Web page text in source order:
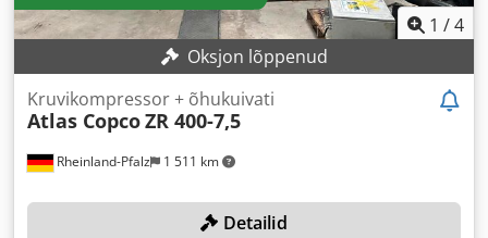
1 /4
Oksjon lõppenud
Rheinland-Pfalz 1 511 km
Kruvikompressor + õhukuivati
Atlas CopcoZR 400-7,5
Detailid